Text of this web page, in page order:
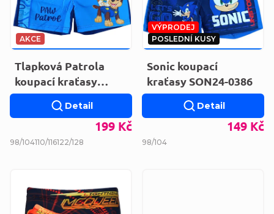
p
r
o
d
u
k
t
s
p
r
o
d
AKCE
Tlapková Patrola
koupací kraťasy
PAW36-0361
199 Kč
Detail
98/104110/116122/128
VÝPRODEJ
POSLEDNÍ KUSY
Sonic koupací
kraťasy SON24-0386
149 Kč
Detail
98/104